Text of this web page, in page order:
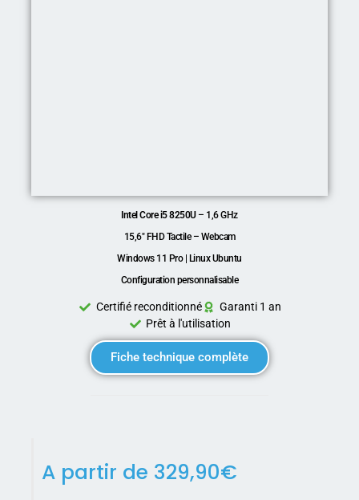
Intel Core i5 8250U– 1,6 GHz
15,6″ FHD Tactile – Webcam
Windows 11 Pro | Linux Ubuntu
Configuration personnalisable
Certifié reconditionné
Garanti 1 an
Prêt à l'utilisation
Fiche technique complète
A partir de 329,90€